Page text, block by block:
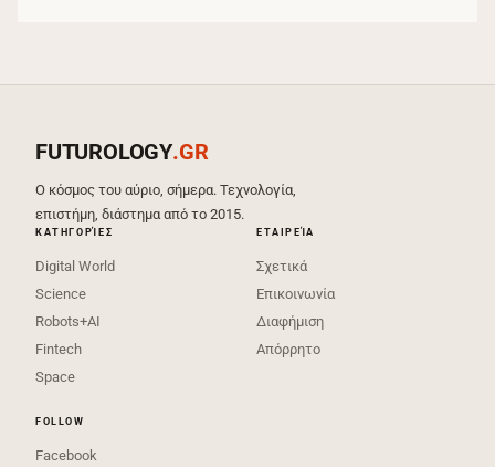
FUTUROLOGY.GR
Ο κόσμος του αύριο, σήμερα. Τεχνολογία,
επιστήμη, διάστημα από το 2015.
ΚΑΤΗΓΟΡΊΕΣ
Digital World
Science
Robots+AI
Fintech
Space
ΕΤΑΙΡΕΊΑ
Σχετικά
Επικοινωνία
Διαφήμιση
Απόρρητο
FOLLOW
Facebook